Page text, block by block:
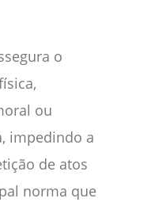
o
ou
impedindo a
de atos
norma que